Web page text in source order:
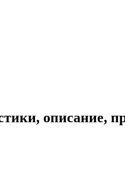
описание,